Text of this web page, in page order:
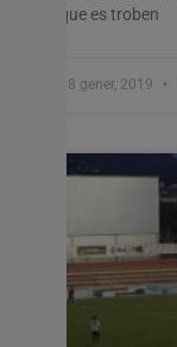
que es troben
28 gener, 2019